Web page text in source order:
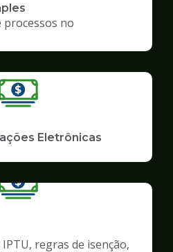
processos no
Eletrônicas
regras de isenção,